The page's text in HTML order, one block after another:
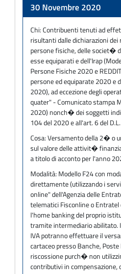
30 Novembre 2020
Chi:Contribuenti tenuti ad
risultanti dalle dichiarazioni dei
persone fisiche, delle societ�
esse equiparati e dell'Irap
Persone Fisiche 2020 e
persone ed equiparate 2020 e
2020), ad eccezione degli
quater" - Comunicato stampa
2020) nonch� dei soggetti
104 del 2020 e all'art. 6 del
Cosa:Versamento della 2� o
sul valore delle attivit�
a titolo di acconto per l'anno
Modalità: Modello F24 con
direttamente (utilizzando i
online" dell'Agenzia delle
telematici Fisconline o
l'home banking del proprio
tramite intermediario abilitato.
IVA potranno effettuare il
cartaceo presso Banche,
riscossione purch� non
contributivi in compensazione,